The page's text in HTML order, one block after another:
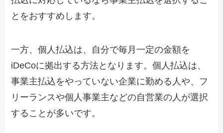
とをおすすめします。
一方、個人払込は、自分で毎月一定の金額を
iDeCoに拠出する方法となります。個人払込は、
事業主払込をやっていない企業に勤める人や、フ
リーランスや個人事業主などの自営業の人が選択
することが多いです。